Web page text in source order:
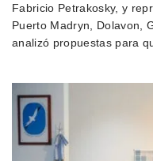
Fabricio Petrakosky, y
Puerto Madryn, Dolavon,
analizó propuestas para